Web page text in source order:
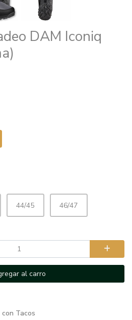
DAM Iconiq
44/45 46/47
al carro
Tacos